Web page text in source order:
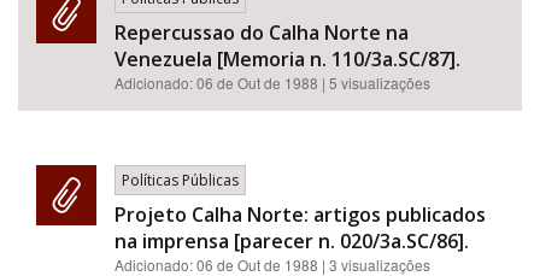
Repercussao do Calha Norte na
Venezuela [Memoria n. 110/3a.SC/87].
Adicionado:06 de Out de 1988 | 5 visualizações
Políticas Públicas
Projeto Calha Norte: artigos publicados
na imprensa [parecer n. 020/3a.SC/86].
Adicionado:06 de Out de 1988 | 3 visualizações